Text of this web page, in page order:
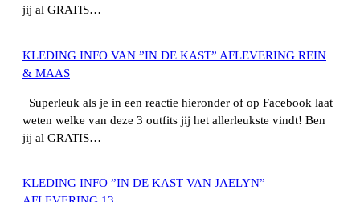
jij al GRATIS…
KLEDING INFO VAN ”IN DE KAST” AFLEVERING REIN
& MAAS
Superleuk als je in een reactie hieronder of op Facebook laat
weten welke van deze 3 outfits jij het allerleukste vindt! Ben
jij al GRATIS…
KLEDING INFO ”IN DE KAST VAN JAELYN”